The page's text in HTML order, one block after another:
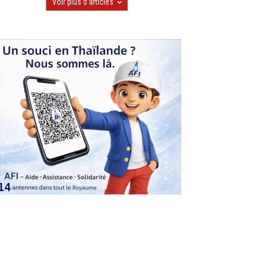
Voir plus d'articles